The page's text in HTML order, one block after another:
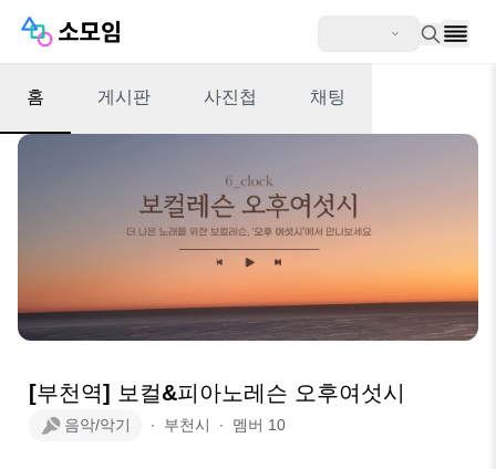
홈 게시판 사진첩 채팅
[부천역] 보컬&피아노레슨 오후여섯시
음악/악기 ∙ 부천시 ∙ 멤버 10